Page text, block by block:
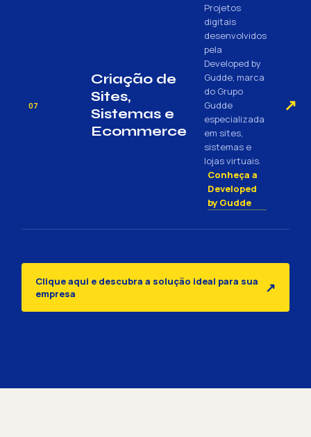
07
Criação de
Sites,
Sistemas e
Ecommerce
Projetos
digitais
desenvolvidos
pela
Developed by
Gudde, marca
do Grupo
Gudde
especializada
em sites,
sistemas e
lojas virtuais.
Conheça a
Developed
by Gudde
↗
Clique aqui e descubra a solução ideal para sua
empresa
↗